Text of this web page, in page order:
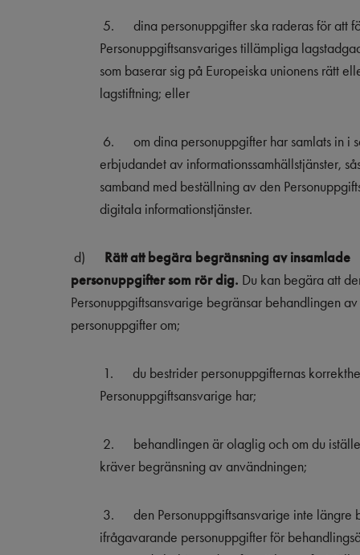
5.
dina personuppgifter ska raderas för att
Personuppgiftsansvariges tillämpliga
som baserar sig på Europeiska unionens rätt
lagstiftning; eller
6.
om dina personuppgifter har samlats in i
erbjudandet av informationssamhällstjänster,
samband med beställning av den
digitala informationstjänster.
d)
Rätt att begära begränsning av insamlade
personuppgifter som rör dig. Du kan begära att
Personuppgiftsansvarige begränsar behandlingen
personuppgifter om;
1.
du bestrider personuppgifternas
Personuppgiftsansvarige har;
2.
behandlingen är olaglig och om du
kräver begränsning av användningen;
3.
den Personuppgiftsansvarige inte längre
ifrågavarande personuppgifter för